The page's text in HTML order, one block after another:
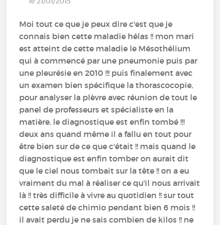
Moi tout ce que je peux dire c'est que je
connais bien cette maladie hélas !! mon mari
est atteint de cette maladie le Mésothélium
qui à commencé par une pneumonie puis par
une pleurésie en 2010 !!! puis finalement avec
un examen bien spécifique la thorascocopie,
pour analyser la plèvre avec réunion de tout le
panel de professeurs et spécialiste en la
matière, le diagnostique est enfin tombé !!!
deux ans quand même il a fallu en tout pour
être bien sur de ce que c'était !! mais quand le
diagnostique est enfin tomber on aurait dit
que le ciel nous tombait sur la tête !! on a eu
vraiment du mal à réaliser ce qu'il nous arrivait
là !! très difficile à vivre au quotidien !! sur tout
cette saleté de chimio pendant bien 6 mois !!
il avait perdu je ne sais combien de kilos !! ne